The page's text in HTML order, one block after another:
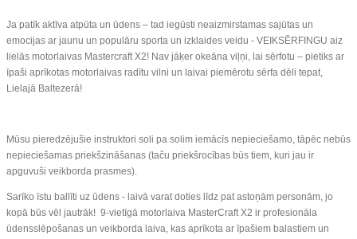
Ja patīk aktīva atpūta un ūdens – tad iegūsti neaizmirstamas sajūtas un
emocijas ar jaunu un populāru sporta un izklaides veidu - VEIKSĒRFINGU aiz
lielās motorlaivas Mastercraft X2! Nav jāķer okeāna viļņi, lai sērfotu – pietiks ar
īpaši aprīkotas motorlaivas radītu vilni un laivai piemērotu sērfa dēli tepat,
Lielajā Baltezerā!
Mūsu pieredzējušie instruktori soli pa solim iemācīs nepieciešamo, tāpēc nebūs
nepieciešamas priekšzināšanas (taču priekšrocības būs tiem, kuri jau ir
apguvuši veikborda prasmes).
Sarīko īstu ballīti uz ūdens - laivā varat doties līdz pat astoņām personām, jo
kopā būs vēl jautrāk! 9-vietīgā motorlaiva MasterCraft X2 ir profesionāla
ūdensslēpošanas un veikborda laiva, kas aprīkota ar īpašiem balastiem un